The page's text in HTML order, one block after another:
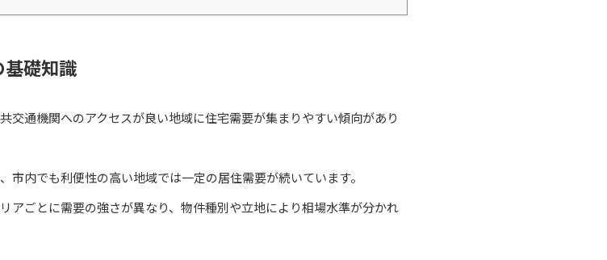
礎知識
交通機関へのアクセスが良い地域に住宅需要が集まりやすい傾向があり
内でも利便性の高い地域では一定の居住需要が続いています。
アごとに需要の強さが異なり、物件種別や立地により相場水準が分かれ